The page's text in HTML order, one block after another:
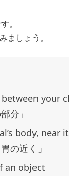
。
ましょう。
your
分」
body, near
の近く」
an object